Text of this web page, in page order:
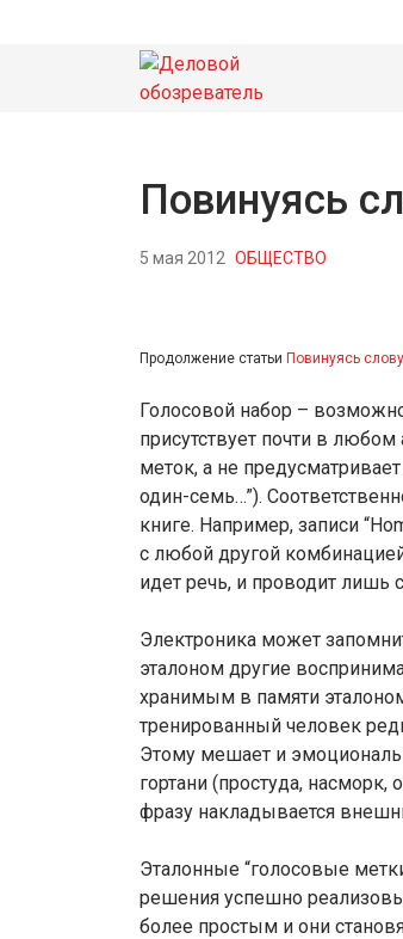
Повинуясь
5 мая 2012 ОБЩЕСТВО
Продолжение статьи Повинуясь
Голосовой набор –
присутствует почти в
меток, а не
один-семь…”).
книге. Например, записи
с любой другой
идет речь, и проводит лишь
Электроника может
эталоном другие
хранимым в памяти
тренированный человек
Этому мешает и
гортани (простуда,
фразу накладывается
Эталонные “голосовые
решения успешно
более простым и они